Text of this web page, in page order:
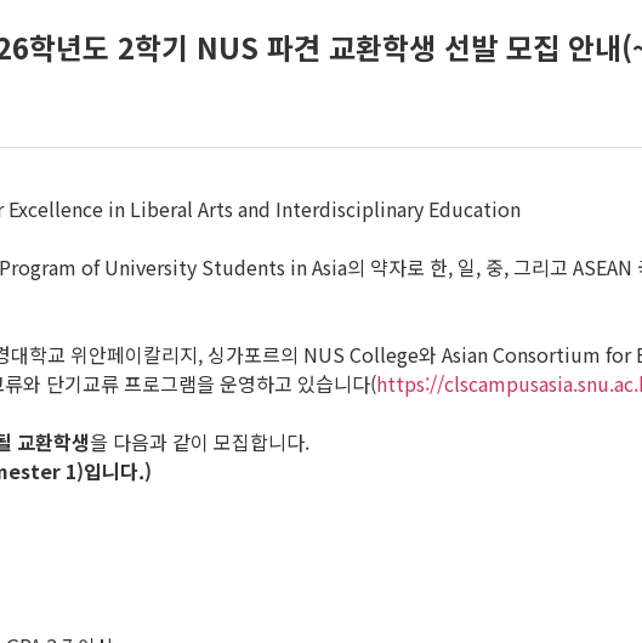
학년도 2학기 NUS 파견 교환학생 선발 모집 안내
Excellence in Liberal Arts and Interdisciplinary Education
of University Students in Asia의 약자로 한, 일, 중, 그리고 ASEAN
대학교 위안페이칼리지, 싱가포르의 NUS College와 Asian Consortium
와 단기교류 프로그램을 운영하고 있습니다(https://
교환학생을 다음과 같이 모집합니다.
1)입니다.)